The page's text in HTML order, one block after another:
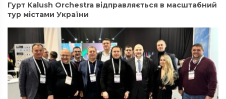
Гурт Kalush Orchestra відправляється в масштабний
тур містами України